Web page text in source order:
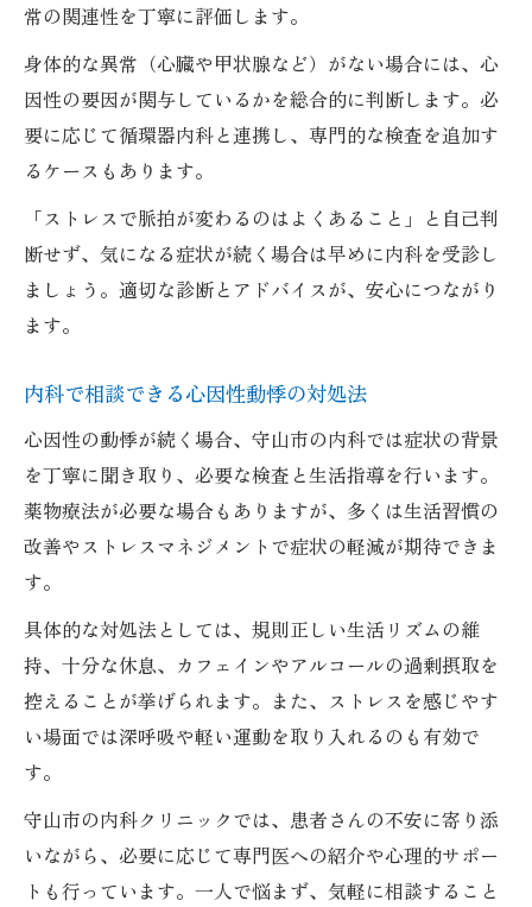
常の関連性を丁寧に評価します。
身体的な異常（心臓や甲状腺など）がない場合には、心
因性の要因が関与しているかを総合的に判断します。必
要に応じて循環器内科と連携し、専門的な検査を追加す
るケースもあります。
「ストレスで脈拍が変わるのはよくあること」と自己判
断せず、気になる症状が続く場合は早めに内科を受診し
ましょう。適切な診断とアドバイスが、安心につながり
ます。
内科で相談できる心因性動悸の対処法
心因性の動悸が続く場合、守山市の内科では症状の背景
を丁寧に聞き取り、必要な検査と生活指導を行います。
薬物療法が必要な場合もありますが、多くは生活習慣の
改善やストレスマネジメントで症状の軽減が期待できま
す。
具体的な対処法としては、規則正しい生活リズムの維
持、十分な休息、カフェインやアルコールの過剰摂取を
控えることが挙げられます。また、ストレスを感じやす
い場面では深呼吸や軽い運動を取り入れるのも有効で
す。
守山市の内科クリニックでは、患者さんの不安に寄り添
いながら、必要に応じて専門医への紹介や心理的サポー
トも行っています。一人で悩まず、気軽に相談すること